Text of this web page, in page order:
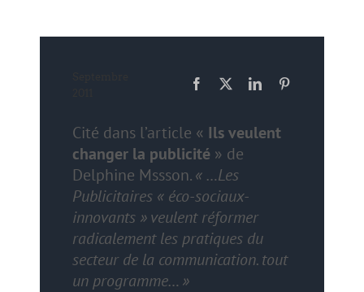
Cité dans l’article « Ils veulent
changer la publicité » de
Delphine Mssson.« …Les
Publicitaires « éco-sociaux-
innovants » veulent réformer
radicalement les pratiques du
secteur de la communication. tout
un programme… »